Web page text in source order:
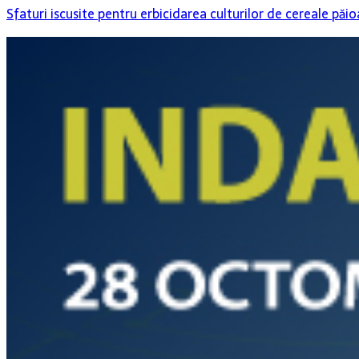
Sfaturi iscusite pentru erbicidarea culturilor de cereale